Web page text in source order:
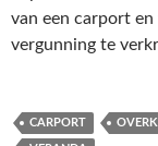
van een carport
vergunning te
CARPORT